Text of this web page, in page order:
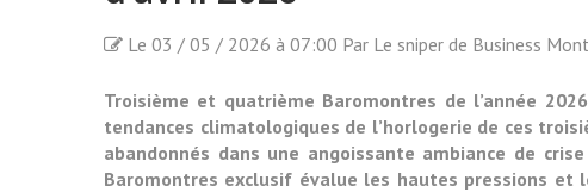
Le 03 / 05 / 2026 à 07:00 Par Le sniper de Business
Troisième et quatrième Baromontres de l’année
tendances climatologiques de l’horlogerie de ces
abandonnés dans une angoissante ambiance de
Baromontres exclusif évalue les hautes pressions